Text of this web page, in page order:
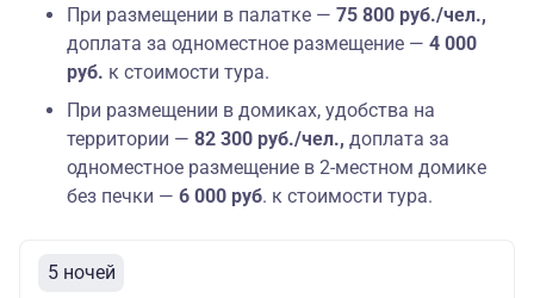
При размещении в палатке — 75 800 руб./чел.,
доплата за одноместное размещение — 4 000
руб. к стоимости тура.
При размещении в домиках, удобства на
территории — 82 300 руб./чел., доплата за
одноместное размещение в 2-местном домике
без печки — 6 000 руб. к стоимости тура.
5 ночей